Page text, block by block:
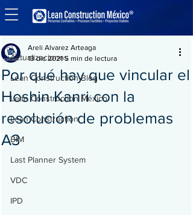
Entrada
Actualizaciones
Lean Construction Blog
Lean Construction México
Lean Construction
BIM
Last Planner System
VDC
IPD
Por qué hay que vincular el
Hoshin Kanri con la
resolución de problemas
A3
Areli Alvarez Arteaga
13 dic 2021 5 min de lectura